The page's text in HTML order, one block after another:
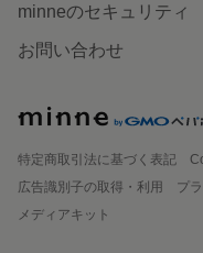
minneのセキュリティ
お問い合わせ
特定商取引法に基づく表記
広告識別子の取得・利用
プ
メディアキット